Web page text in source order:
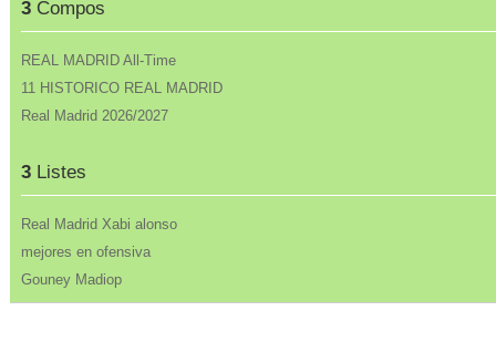
3Compos
REAL MADRID All-Time
11 HISTORICO REAL MADRID
Real Madrid 2026/2027
3Listes
Real Madrid Xabi alonso
mejores en ofensiva
Gouney Madiop